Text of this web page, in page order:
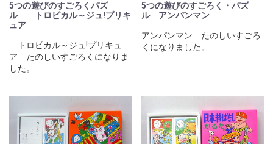
5つの遊びのすごろくパズ
ル トロピカル～ジュ!プリキ
ュア
トロピカル～ジュ!プリキュ
ア たのしいすごろくになりま
した。
5つの遊びのすごろく・パズ
ル アンパンマン
アンパンマン たのしいすごろ
くになりました。